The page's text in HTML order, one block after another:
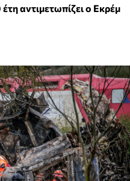
αντιμετωπίζει ο Εκρέμ